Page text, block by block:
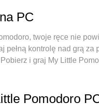
PC
twoje ręce nie
kontrolę nad grą za
i graj My Little
i niepokojących
sprawia, że My Little
Pomodoro